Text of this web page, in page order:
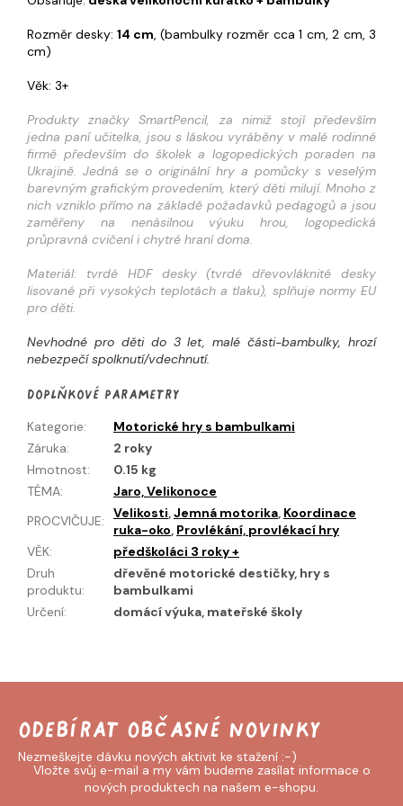
Rozměr desky: 14 cm, (bambulky rozměr cca 1 cm, 2 cm, 3
cm)
Věk: 3+
Produkty značky SmartPencil, za nimiž stojí především
jedna paní učitelka, jsou s láskou vyráběny v malé rodinné
firmě především do školek a logopedických poraden na
Ukrajině. Jedná se o originální hry a pomůcky s veselým
barevným grafickým provedením, který děti milují. Mnoho z
nich vzniklo přímo na základě požadavků pedagogů a jsou
zaměřeny na nenásilnou výuku hrou, logopedická
průpravná cvičení i chytré hraní doma.
Materiál: tvrdé HDF desky (tvrdé dřevovláknité desky
lisované při vysokých teplotách a tlaku), splňuje normy EU
pro děti.
Nevhodné pro děti do 3 let, malé části-bambulky, hrozí
nebezpečí spolknutí/vdechnutí.
Doplňkové parametry
Kategorie:
Motorické hry s bambulkami
Záruka:
2 roky
Hmotnost:
0.15 kg
TÉMA:
Jaro, Velikonoce
PROCVIČUJE: Velikosti,Jemná motorika, Koordinace
ruka-oko, Provlékání, provlékací hry
VĚK:
předškoláci 3 roky +
Druh
produktu:
dřevěné motorické destičky, hry s
bambulkami
Určení: domácí výuka, mateřské školy
Vložte svůj e-mail a my vám budeme zasílat informace o
nových produktech na našem e-shopu.